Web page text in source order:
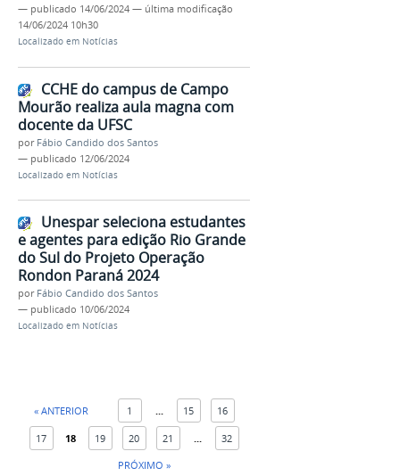
— publicado 14/06/2024 — última modificação
14/06/2024 10h30
Localizado em Notícias
CCHE do campus de Campo
Mourão realiza aula magna com
docente da UFSC
por Fábio Candido dos Santos
— publicado 12/06/2024
Localizado em Notícias
Unespar seleciona estudantes
e agentes para edição Rio Grande
do Sul do Projeto Operação
Rondon Paraná 2024
por Fábio Candido dos Santos
— publicado 10/06/2024
Localizado em Notícias
« ANTERIOR 1 ... 15 16
17 18 19 20 21 ...
32
PRÓXIMO »